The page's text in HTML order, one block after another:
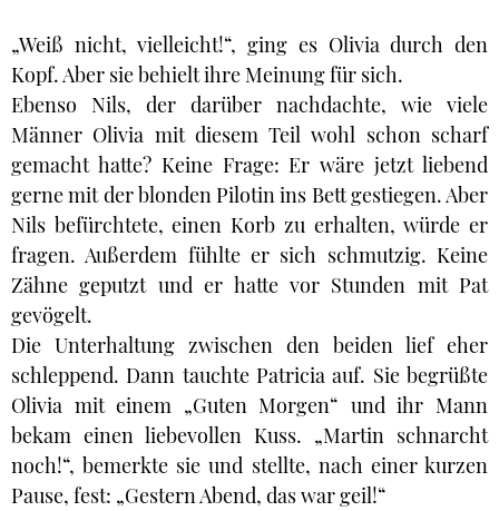
„Weiß nicht, vielleicht!“, ging es Olivia durch den
Kopf. Aber sie behielt ihre Meinung für sich.
Ebenso Nils, der darüber nachdachte, wie viele
Männer Olivia mit diesem Teil wohl schon scharf
gemacht hatte? Keine Frage: Er wäre jetzt liebend
gerne mit der blonden Pilotin ins Bett gestiegen. Aber
Nils befürchtete, einen Korb zu erhalten, würde er
fragen. Außerdem fühlte er sich schmutzig. Keine
Zähne geputzt und er hatte vor Stunden mit Pat
gevögelt.
Die Unterhaltung zwischen den beiden lief eher
schleppend. Dann tauchte Patricia auf. Sie begrüßte
Olivia mit einem „Guten Morgen“ und ihr Mann
bekam einen liebevollen Kuss. „Martin schnarcht
noch!“, bemerkte sie und stellte, nach einer kurzen
Pause, fest: „Gestern Abend, das war geil!“